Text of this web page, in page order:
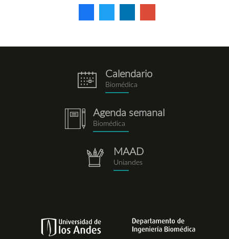
eventos.png
Calendario
Biomédica
notebook.png
Agenda semanal
Biomédica
repositorio.png
MAAD
Uniandes